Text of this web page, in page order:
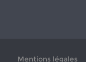
Mentions légales